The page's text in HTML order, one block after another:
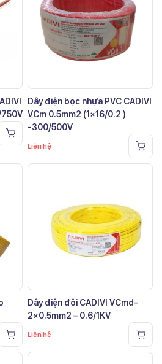
750V
Dây điện bọc nhựa PVC CADIVI
VCm 0.5mm2 (1×16/0.2 )
-300/500V
Liên hệ
Dây điện đôi CADIVI VCmd-
2×0.5mm2 – 0.6/1KV
Liên hệ